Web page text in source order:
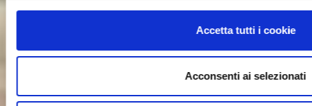
Accetta tutti i cookie
Acconsenti ai selezionati